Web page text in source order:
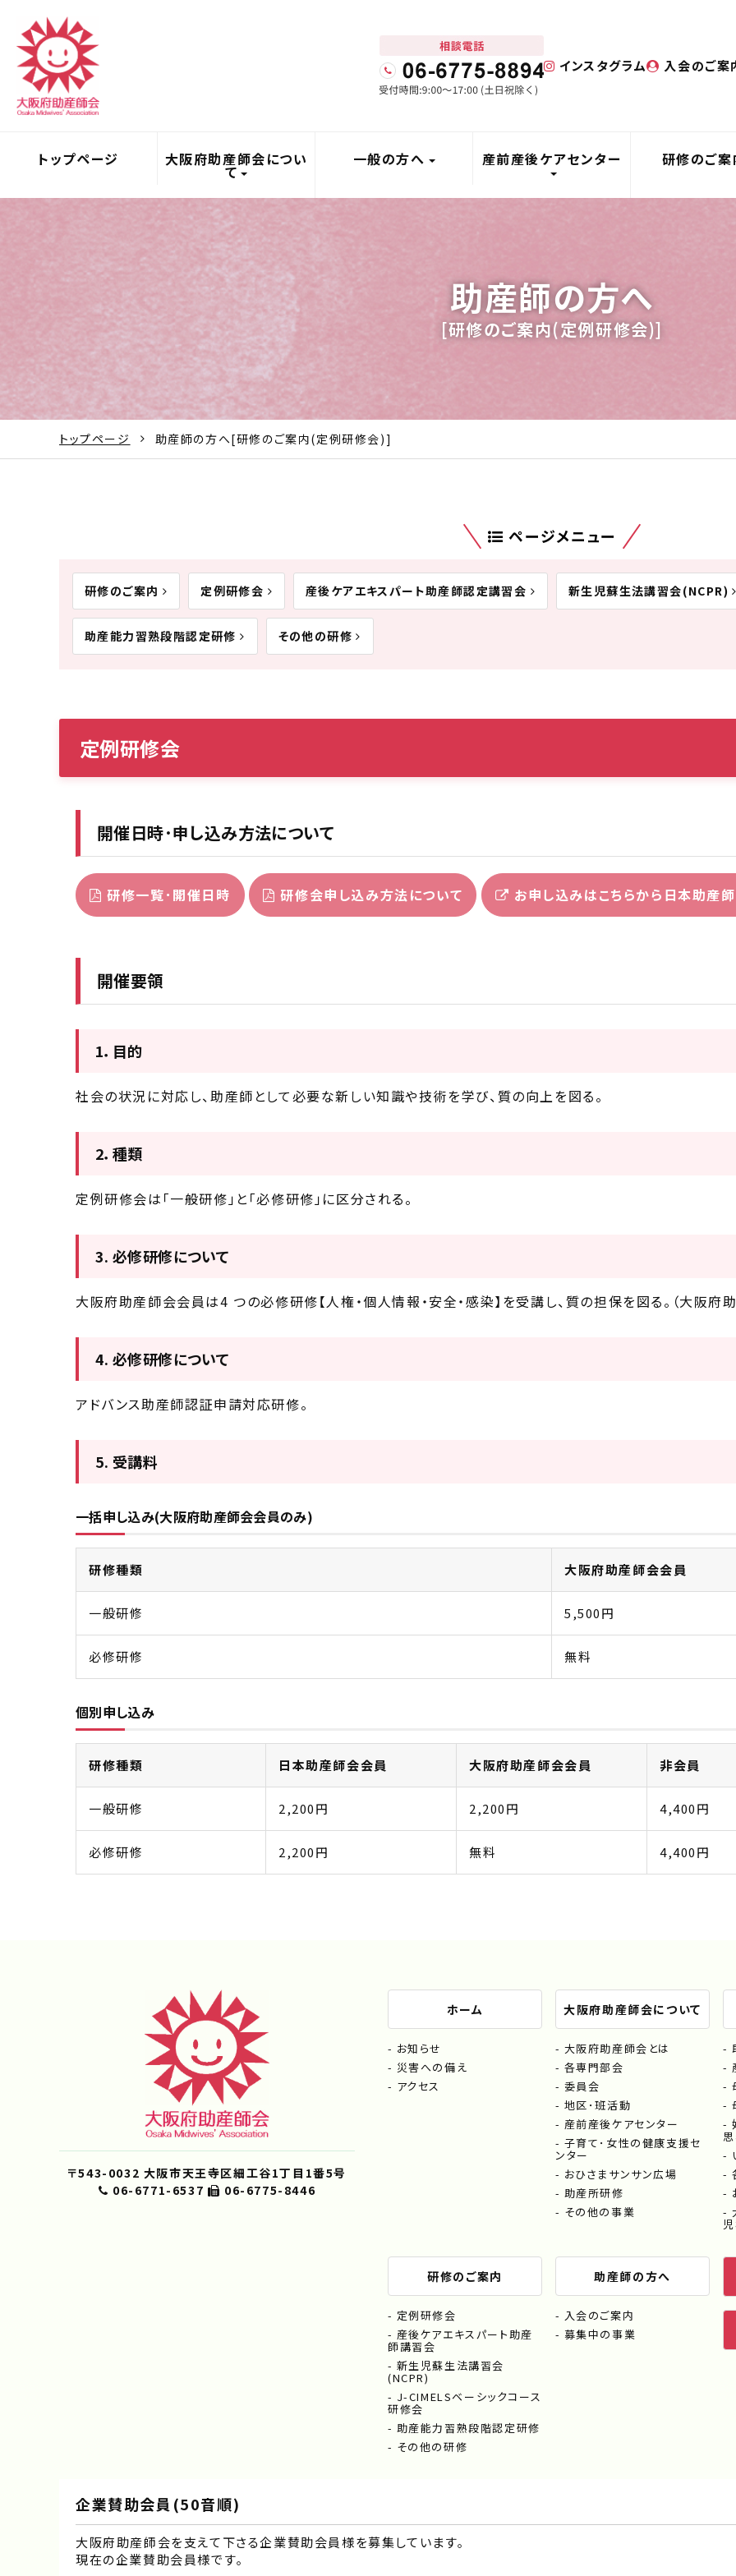
インスタグラム 入会のご案
トップページ 大阪府助産師会につい
て
一般の方へ 産前産後ケアセンター 研修のご案
助産師の方へ
[研修のご案内(定例研修会)]
トップページ 助産師の方へ[研修のご案内(定例研修会)]
ページメニュー
研修のご案内 定例研修会 産後ケアエキスパート助産師認定講習会 新生児蘇生法講習会(NCPR)
助産能力習熟段階認定研修 その他の研修
定例研修会
開催日時･申し込み方法について
研修一覧･開催日時 研修会申し込み方法について お申し込みはこちらから日本助産
開催要領
1．目的
社会の状況に対応し、助産師として必要な新しい知識や技術を学び、質の向上を図る。
2．種類
定例研修会は「一般研修」と「必修研修」に区分される。
3. 必修研修について
大阪府助産師会会員は4 つの必修研修【人権・個人情報・安全・感染】を受講し、質の担保を図る。（大阪府
4. 必修研修について
アドバンス助産師認証申請対応研修。
5. 受講料
一括申し込み(大阪府助産師会会員のみ)
研修種類 大阪府助産師会会員
一般研修 5,500円
必修研修 無料
個別申し込み
研修種類 日本助産師会会員 大阪府助産師会会員 非会員
一般研修 2,200円 2,200円 4,400円
必修研修 2,200円 無料 4,400円
〒543-0032 大阪市天王寺区細工谷1丁目1番5号
06-6771-6537
06-6775-8446
ホーム
お知らせ
災害への備え
アクセス
大阪府助産師会について
大阪府助産師会とは
各専門部会
委員会
地区･班活動
産前産後ケアセンター
子育て･女性の健康支援セ
ンター
おひさまサンサン広場
助産所研修
その他の事業
研修のご案内
定例研修会
産後ケアエキスパート助産
師講習会
新生児蘇生法講習会
(NCPR)
J-CIMELSベーシックコース
研修会
助産能力習熟段階認定研修
その他の研修
助産師の方へ
入会のご案内
募集中の事業
企業賛助会員(50音順)
大阪府助産師会を支えて下さる企業賛助会員様を募集しています｡
現在の企業賛助会員様です｡